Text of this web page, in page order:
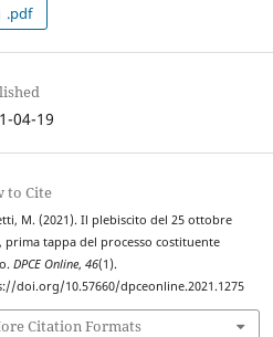
.pdf
04-19
to Cite
M. (2021). Il plebiscito del 25 ottobre
prima tappa del processo costituente
DPCE Online,46(1).
doi.org/10.57660/dpceonline.2021.1275
Citation Formats